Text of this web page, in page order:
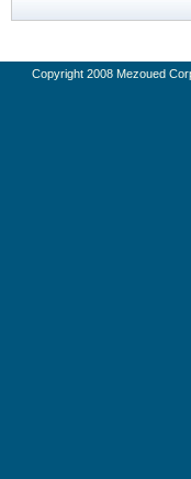
Copyright 2008 Mezoued